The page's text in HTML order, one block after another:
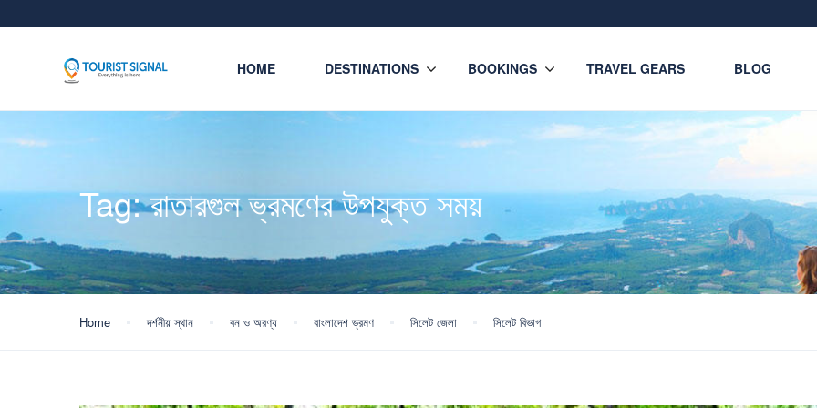
HOME DESTINATIONS BOOKINGS TRAVEL GEARS BLOG
Tag:রাতারগুল ভ্রমণের উপযুক্ত সময়
Home দর্শনীয় স্থান বন ও অরণ্য বাংলাদেশ ভ্রমণ সিলেট জেলা সিলেট বিভাগ